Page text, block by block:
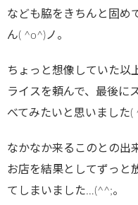
なども脇をきちんと固め
ん( ^o^)ノ。
ちょっと想像していた以
ライスを頼んで、最後に
べてみたいと思いました(
なかなか来るこのとの出
お店を結果としてずっと
てしまいました…(^^;。